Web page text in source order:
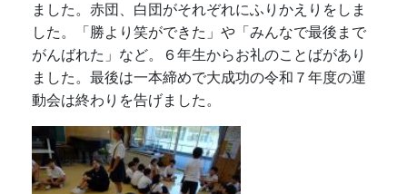
ました。赤団、白団がそれぞれにふりかえりをしま
した。「勝より笑ができた」や「みんなで最後まで
がんばれた」など。６年生からお礼のことばがあり
ました。最後は一本締めで大成功の令和７年度の運
動会は終わりを告げました。